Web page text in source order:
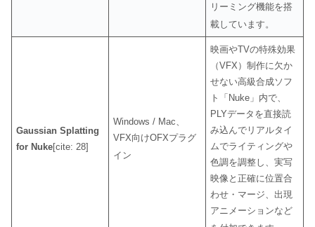
リーミング機能を搭
載しています。
Gaussian Splatting
for Nuke[cite: 28]
Windows / Mac、
VFX向けOFXプラグ
イン
映画やTVの特殊効果
（VFX）制作に欠か
せない高級合成ソフ
ト「Nuke」内で、
PLYデータを直接読
み込んでリアルタイ
ムでライティングや
色調を調整し、実写
映像と正確に位置合
わせ・マージ、出現
アニメーションなど